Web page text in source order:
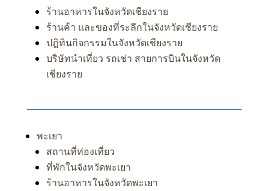
ร้านอาหารในจังหวัดเชียงราย
ร้านค้า และของที่ระลึกในจังหวัดเชียงราย
ปฎิทินกิจกรรมในจังหวัดเชียงราย
บริษัทนำเที่ยว รถเช่า สายการบินในจังหวัด
เชียงราย
พะเยา
สถานที่ท่องเที่ยว
ที่พักในจังหวัดพะเยา
ร้านอาหารในจังหวัดพะเยา